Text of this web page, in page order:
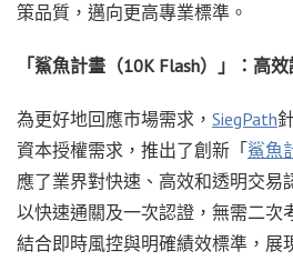
策品質，邁向更高專業標準。
「鯊魚計畫（10KFlash）」：高
為更好地回應市場需求， SiegPath
資本授權需求，推出了創新「 鯊魚
應了業界對快速、高效和透明交易
以快速通關及一次認證，無需二次
結合即時風控與明確績效標準，展